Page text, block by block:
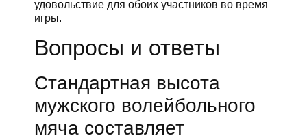
удовольствие для обоих участников во время
игры.
Вопросы и ответы
Стандартная высота
мужского волейбольного
мяча составляет